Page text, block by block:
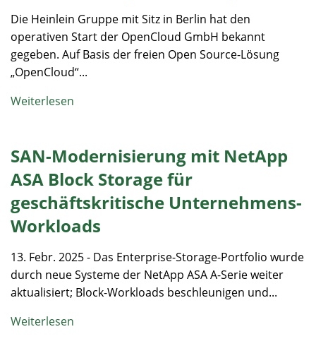
Die Heinlein Gruppe mit Sitz in Berlin hat den
operativen Start der OpenCloud GmbH bekannt
gegeben. Auf Basis der freien Open Source-Lösung
„OpenCloud“...
Weiterlesen
SAN-Modernisierung mit NetApp
ASA Block Storage für
geschäftskritische Unternehmens-
Workloads
13. Febr. 2025 - Das Enterprise-Storage-Portfolio wurde
durch neue Systeme der NetApp ASA A-Serie weiter
aktualisiert; Block-Workloads beschleunigen und...
Weiterlesen